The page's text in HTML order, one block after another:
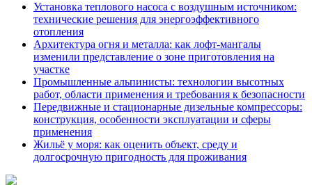
Установка теплового насоса с воздушным источником:
технические решения для энергоэффективного
отопления
Архитектура огня и металла: как лофт-мангалы
изменили представление о зоне приготовления на
участке
Промышленные альпинисты: технологии высотных
работ, области применения и требования к безопасности
Передвижные и стационарные дизельные компрессоры:
конструкция, особенности эксплуатации и сферы
применения
Жильё у моря: как оценить объект, среду и
долгосрочную пригодность для проживания